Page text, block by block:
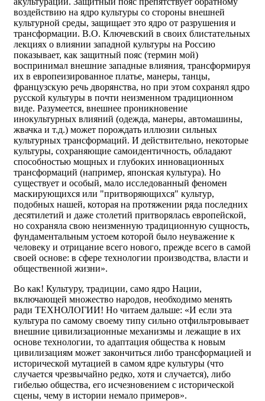
воздействию на ядро культуры со стороны внешней
культурной среды, защищает это ядро от разрушения и
трансформации. В.О. Ключевский в своих блистательных
лекциях о влиянии западной культуры на Россию
показывает, как защитный пояс (термин мой)
воспринимал внешние западные влияния, трансформируя
их в европеизированное платье, манеры, танцы,
французскую речь дворянства, но при этом сохранял ядро
русской культуры в почти неизменном традиционном
виде. Разумеется, внешнее проникновение
инокультурных влияний (одежда, манеры, автомашины,
жвачка и т.д.) может порождать иллюзии сильных
культурных трансформаций. И действительно, некоторые
культуры, сохраняющие самоидентичность, обладают
способностью мощных и глубоких инновационных
трансформаций (например, японская культура). Но
существует и особый, мало исследованный феномен
маскирующихся или "притворяющихся" культур,
подобных нашей, которая на протяжении ряда последних
десятилетий и даже столетий притворялась европейской,
но сохраняла свою неизменную традиционную сущность,
фундаментальным устоем которой было неуважение к
человеку и отрицание всего нового, прежде всего в самой
своей основе: в сфере технологии производства, власти и
общественной жизни».
Во как! Культуру, традиции, само ядро Нации,
включающей множество народов, необходимо менять
ради ТЕХНОЛОГИИ! Но читаем дальше: «И если эта
культура по самому своему типу сильно отфильтровывает
внешние цивилизационные механизмы и лежащие в их
основе технологии, то адаптация общества к новым
цивилизациям может закончиться либо трансформацией и
исторической мутацией в самом ядре культуры (что
случается чрезвычайно редко, хотя и случается), либо
гибелью общества, его исчезновением с исторической
сцены, чему в истории немало примеров».